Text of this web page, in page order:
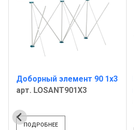
Доборный элемент 90 1х3
арт. LOSANT901X3
ПОДРОБНЕЕ